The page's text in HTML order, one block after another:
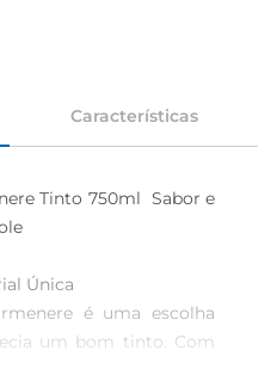
Características
Tinto 750ml  Sabor e
Única
é uma escolha
um bom tinto. Com